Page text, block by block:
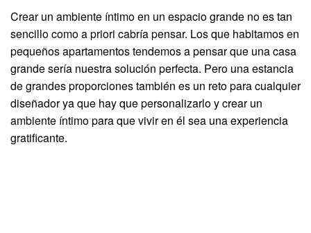
Crear un ambiente íntimo en un espacio grande no es tan
sencillo como a priori cabría pensar. Los que habitamos en
pequeños apartamentos tendemos a pensar que una casa
grande sería nuestra solución perfecta. Pero una estancia
de grandes proporciones también es un reto para cualquier
diseñador ya que hay que personalizarlo y crear un
ambiente íntimo para que vivir en él sea una experiencia
gratificante.